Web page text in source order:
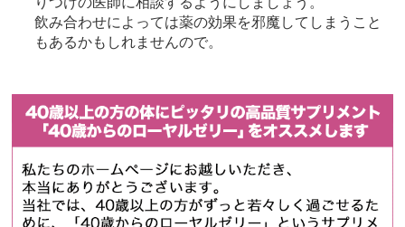
飲み合わせによっては薬の効果を邪魔してしまうこと
もあるかもしれませんので。